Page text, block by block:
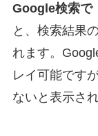
Google検索で
と、検索結果
れます。
レイ可能です
ないと表示さ